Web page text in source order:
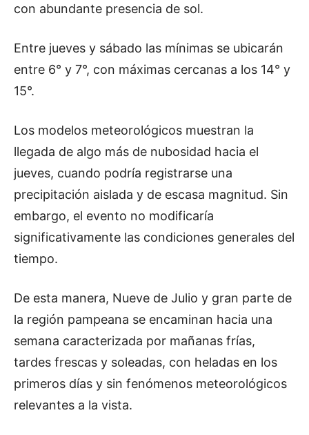
con abundante presencia de sol.
Entre jueves y sábado las mínimas se ubicarán
entre 6° y 7°, con máximas cercanas a los 14° y
15°.
Los modelos meteorológicos muestran la
llegada de algo más de nubosidad hacia el
jueves, cuando podría registrarse una
precipitación aislada y de escasa magnitud. Sin
embargo, el evento no modificaría
significativamente las condiciones generales del
tiempo.
De esta manera, Nueve de Julio y gran parte de
la región pampeana se encaminan hacia una
semana caracterizada por mañanas frías,
tardes frescas y soleadas, con heladas en los
primeros días y sin fenómenos meteorológicos
relevantes a la vista.